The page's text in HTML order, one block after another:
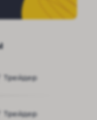
Трейдер
Трейдер